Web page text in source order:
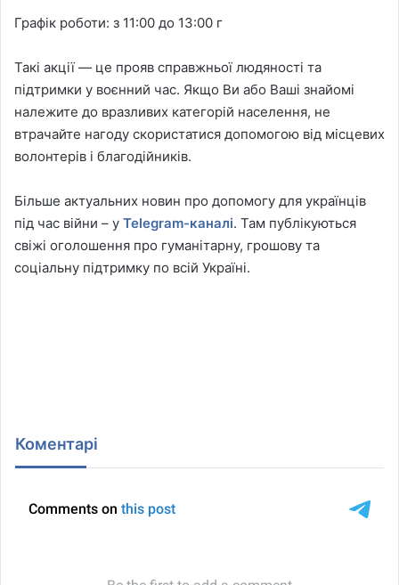
Графік роботи: з 11:00 до 13:00 г
Такі акції — це прояв справжньої людяності та
підтримки у воєнний час. Якщо Ви або Ваші знайомі
належите до вразливих категорій населення, не
втрачайте нагоду скористатися допомогою від місцевих
волонтерів і благодійників.
Більше актуальних новин про допомогу для українців
під час війни – у Telegram-каналі. Там публікуються
свіжі оголошення про гуманітарну, грошову та
соціальну підтримку по всій Україні.
Коментарі